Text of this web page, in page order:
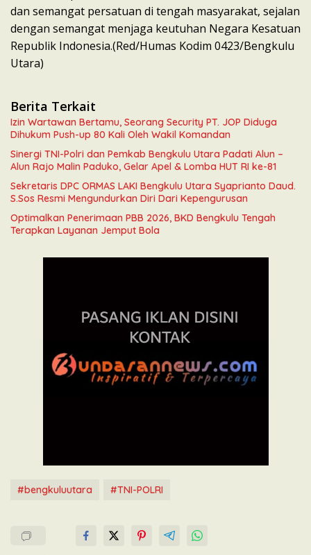
dan semangat persatuan di tengah masyarakat, sejalan
dengan semangat menjaga keutuhan Negara Kesatuan
Republik Indonesia.(Red/Humas Kodim 0423/Bengkulu
Utara)
Berita Terkait
Izin Wartawan Bertamu, Seorang Security PT. JOP Diduga
Dihukum Push-up 80 Kali Oleh Wakil Komandan
Sinergi TNI-Polri dan Pemkab Bengkulu Utara Padati Alun –
Alun Rajo Malin Paduko, Gelar Apel & Lomba HUT RI ke-81
Sekretaris DPC ORMAS LAKI Bengkulu Utara Syaprianto Daud.
S.Sos Resmi Mengundurkan Diri Dari Kepengurusan
Optimalkan Penerimaan PBB 2026, BKD Bengkulu Tengah
Terapkan Layanan Jemput Bola
#bengkuluutara #TNI-POLRI